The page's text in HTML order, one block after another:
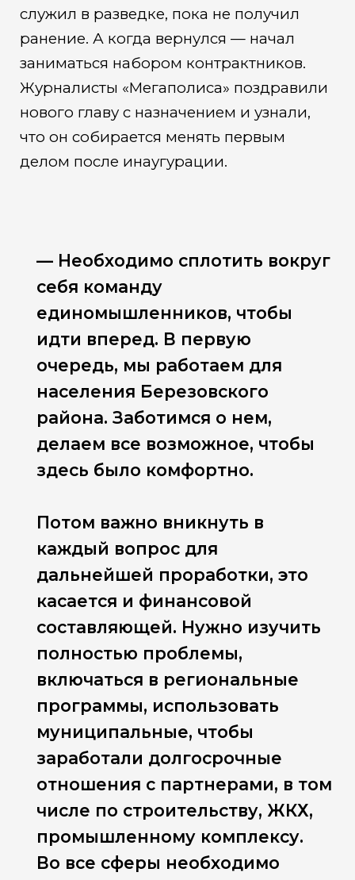
служил в разведке, пока не получил
ранение. А когда вернулся — начал
заниматься набором контрактников.
Журналисты «Мегаполиса» поздравили
нового главу с назначением и узнали,
что он собирается менять первым
делом после инаугурации.
— Необходимо сплотить вокруг
себя команду
единомышленников, чтобы
идти вперед. В первую
очередь, мы работаем для
населения Березовского
района. Заботимся о нем,
делаем все возможное, чтобы
здесь было комфортно.
Потом важно вникнуть в
каждый вопрос для
дальнейшей проработки, это
касается и финансовой
составляющей. Нужно изучить
полностью проблемы,
включаться в региональные
программы, использовать
муниципальные, чтобы
заработали долгосрочные
отношения с партнерами, в том
числе по строительству, ЖКХ,
промышленному комплексу.
Во все сферы необходимо